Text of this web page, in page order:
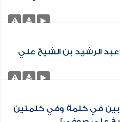
الرشيد بن الشيخ علي
في كلمة وفي كلمتين